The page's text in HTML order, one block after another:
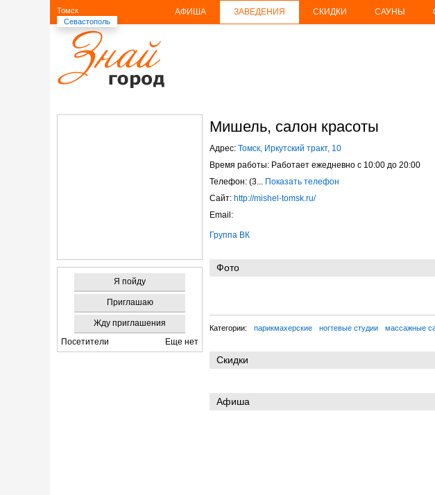
Томск
Севастополь
АФИША ЗАВЕДЕНИЯ СКИДКИ САУНЫ
Я пойду
Приглашаю
Жду приглашения
Посетители
Еще нет
Мишель, салон красоты
Адрес: Томск, Иркутский тракт, 10
Время работы: Работает ежедневно с 10:00 до 20:00
Телефон: (3... Показать телефон
Сайт: http://mishel-tomsk.ru/
Email:
Группа ВК
Фото
Категории: парикмахерские ногтевые студии массажные
Скидки
Афиша